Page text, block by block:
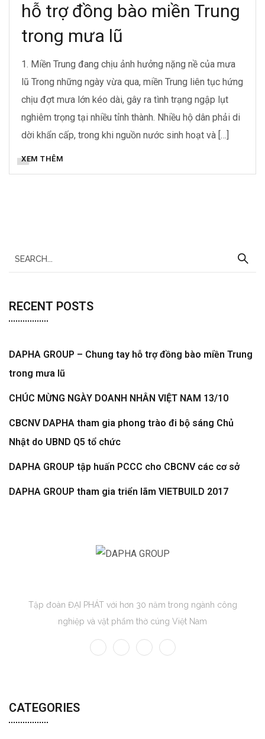
hỗ trợ đồng bào miền Trung
trong mưa lũ
1. Miền Trung đang chịu ảnh hưởng nặng nề của mưa
lũ Trong những ngày vừa qua, miền Trung liên tục hứng
chịu đợt mưa lớn kéo dài, gây ra tình trạng ngập lụt
nghiêm trọng tại nhiều tỉnh thành. Nhiều hộ dân phải di
dời khẩn cấp, trong khi nguồn nước sinh hoạt và […]
XEM THÊM
RECENT POSTS
DAPHA GROUP – Chung tay hỗ trợ đồng bào miền Trung
trong mưa lũ
CHÚC MỪNG NGÀY DOANH NHÂN VIỆT NAM 13/10
CBCNV DAPHA tham gia phong trào đi bộ sáng Chủ
Nhật do UBND Q5 tổ chức
DAPHA GROUP tập huấn PCCC cho CBCNV các cơ sở
DAPHA GROUP tham gia triển lãm VIETBUILD 2017
Tập đoàn ĐẠI PHÁT với hơn 30 năm trong ngành công
nghiệp và vật phẩm thờ cúng Việt Nam
CATEGORIES